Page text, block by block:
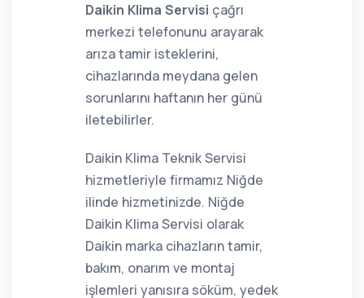
Daikin Klima Servisi çağrı
merkezi telefonunu arayarak
arıza tamir isteklerini,
cihazlarında meydana gelen
sorunlarını haftanın her günü
iletebilirler.
Daikin Klima Teknik Servisi
hizmetleriyle firmamız Niğde
ilinde hizmetinizde. Niğde
Daikin Klima Servisi olarak
Daikin marka cihazların tamir,
bakım, onarım ve montaj
işlemleri yanısıra söküm, yedek